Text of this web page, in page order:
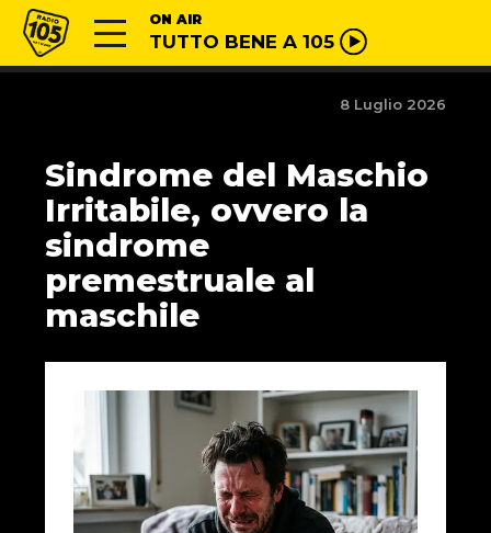
Vai al contenuto
Radio 105 ON AIR
TUTTO BENE A 105
8 Luglio 2026
Sindrome del Maschio
Irritabile, ovvero la
sindrome
premestruale al
maschile